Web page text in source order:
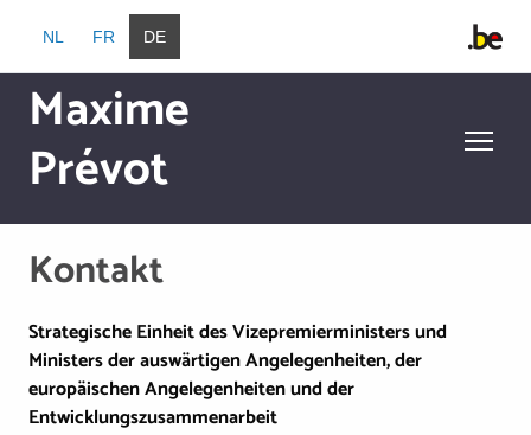
Direkt zum Inhalt
NL FR DE
Maxime
Prévot
Kontakt
Strategische Einheit des Vizepremierministers und
Ministers der auswärtigen Angelegenheiten, der
europäischen Angelegenheiten und der
Entwicklungszusammenarbeit